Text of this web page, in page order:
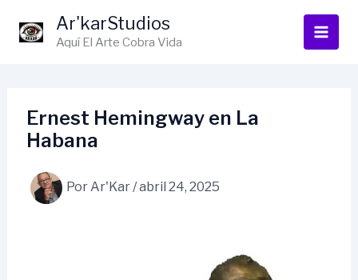
contenido
Ar'karStudios
Aquí El Arte Cobra Vida
Ernest Hemingway en La
Habana
PorAr'Kar/abril 24, 2025